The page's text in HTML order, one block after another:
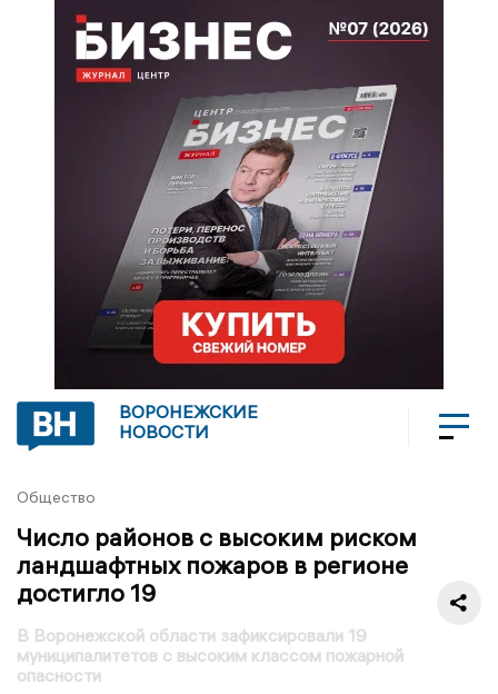
ВОРОНЕЖСКИЕ
НОВОСТИ
Общество
Число районов с высоким риском
ландшафтных пожаров в регионе
достигло 19
В Воронежской области зафиксировали 19
муниципалитетов с высоким классом пожарной
опасности